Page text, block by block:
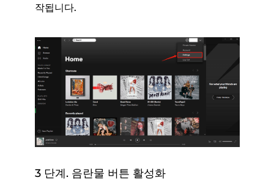
작됩니다.
3 단계. 음란물 버튼 활성화